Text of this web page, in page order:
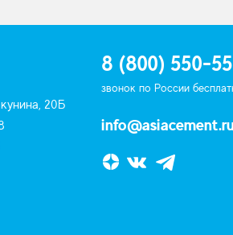
20Б
8 (800) 550-
звонок по России
info@asiacement.ru